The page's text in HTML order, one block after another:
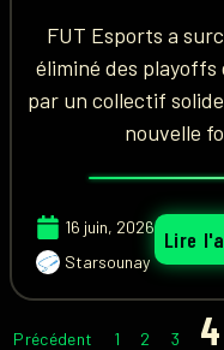
FUT Esports a
éliminé des
par un collectif
nouvelle
16 juin, 2026
Starsounay
Lire
Précédent 1 2 3 4